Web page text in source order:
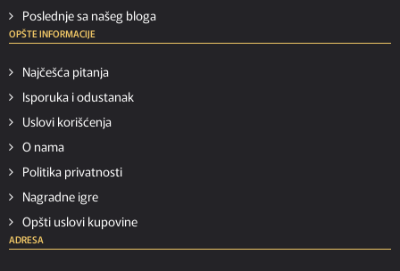
Poslednje sa našeg bloga
OPŠTE INFORMACIJE
Najčešća pitanja
Isporuka i odustanak
Uslovi korišćenja
O nama
Politika privatnosti
Nagradne igre
Opšti uslovi kupovine
ADRESA